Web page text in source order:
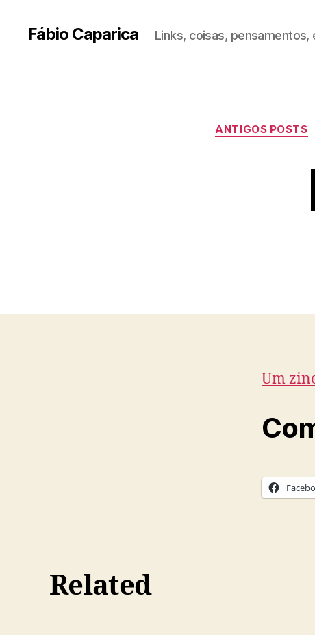
Fábio Caparica Links, coisas, pensamentos,
ANTIGOS POSTS
Um
Related